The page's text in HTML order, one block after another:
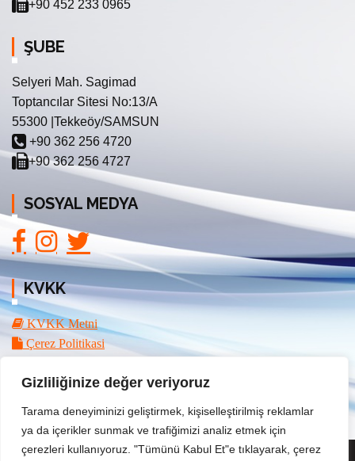
Gizliliğinize değer veriyoruz
Tarama deneyiminizi geliştirmek, kişiselleştirilmiş reklamlar
ya da içerikler sunmak ve trafiğimizi analiz etmek için
çerezleri kullanıyoruz. "Tümünü Kabul Et"e tıklayarak, çerez
+90 452 233 0965
ŞUBE
Selyeri Mah. Sagimad
Toptancılar Sitesi No:13/A
55300 |Tekkeöy/SAMSUN
+90 362 256 4720
+90 362 256 4727
SOSYAL MEDYA
KVKK
KVKK Metni
Çerez Politikasi